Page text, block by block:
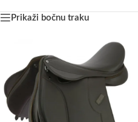
Prikaži bočnu traku